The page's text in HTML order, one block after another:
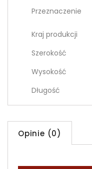
Przeznaczenie
Kraj produkcji
Szerokość
Wysokość
Długość
Opinie (0)